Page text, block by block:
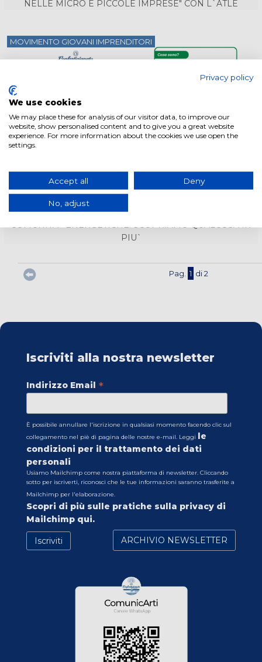
NELLE MICRO E PICCOLE IMPRESE" CON L`ATLE
MOVIMENTO GIOVANI IMPRENDITORI
04 Dicembre 2024
MOVIMENTO GIOVANI IMPRENDITORI
PIU`
Pag. 1 di 2
Iscriviti alla nostra newsletter
Indirizzo Email *
È possibile annullare l'iscrizione in qualsiasi momento facendo clic sul
collegamento nel piè di pagina delle nostre e-mail. Leggi le
condizioni per il trattamento dei dati
personali
Usiamo Mailchimp come nostra piattaforma di newsletter. Cliccando
sotto per iscriverti, riconosci che le tue informazioni saranno trasferite a
Mailchimp per l'elaborazione.
Scopri di più sulle pratiche sulla privacy di
Mailchimp qui.
Privacy policy
We use cookies
We may place these for analysis of our visitor data, to improve our
website, show personalised content and to give you a great website
experience. For more information about the cookies we use open the
settings.
Accept all Deny
No, adjust